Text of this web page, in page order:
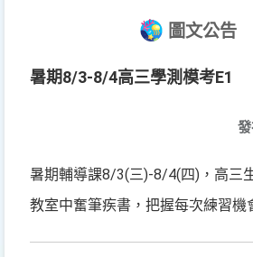
圖文公告
暑期8/3-8/4高三學測模考E1
發
暑期輔導課8/3(三)-8/4(四)，高三
教室中奮筆疾書，把握每次練習機